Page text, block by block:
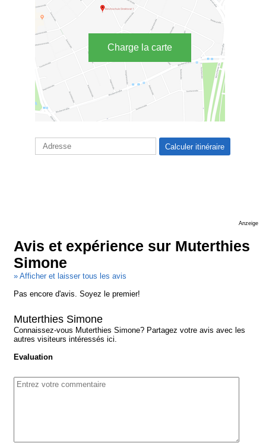
Charge la carte
Anzeige
Avis et expérience sur Muterthies
Simone
» Afficher et laisser tous les avis
Pas encore d'avis. Soyez le premier!
Muterthies Simone
Connaissez-vous Muterthies Simone? Partagez votre avis avec les
autres visiteurs intéressés ici.
Evaluation